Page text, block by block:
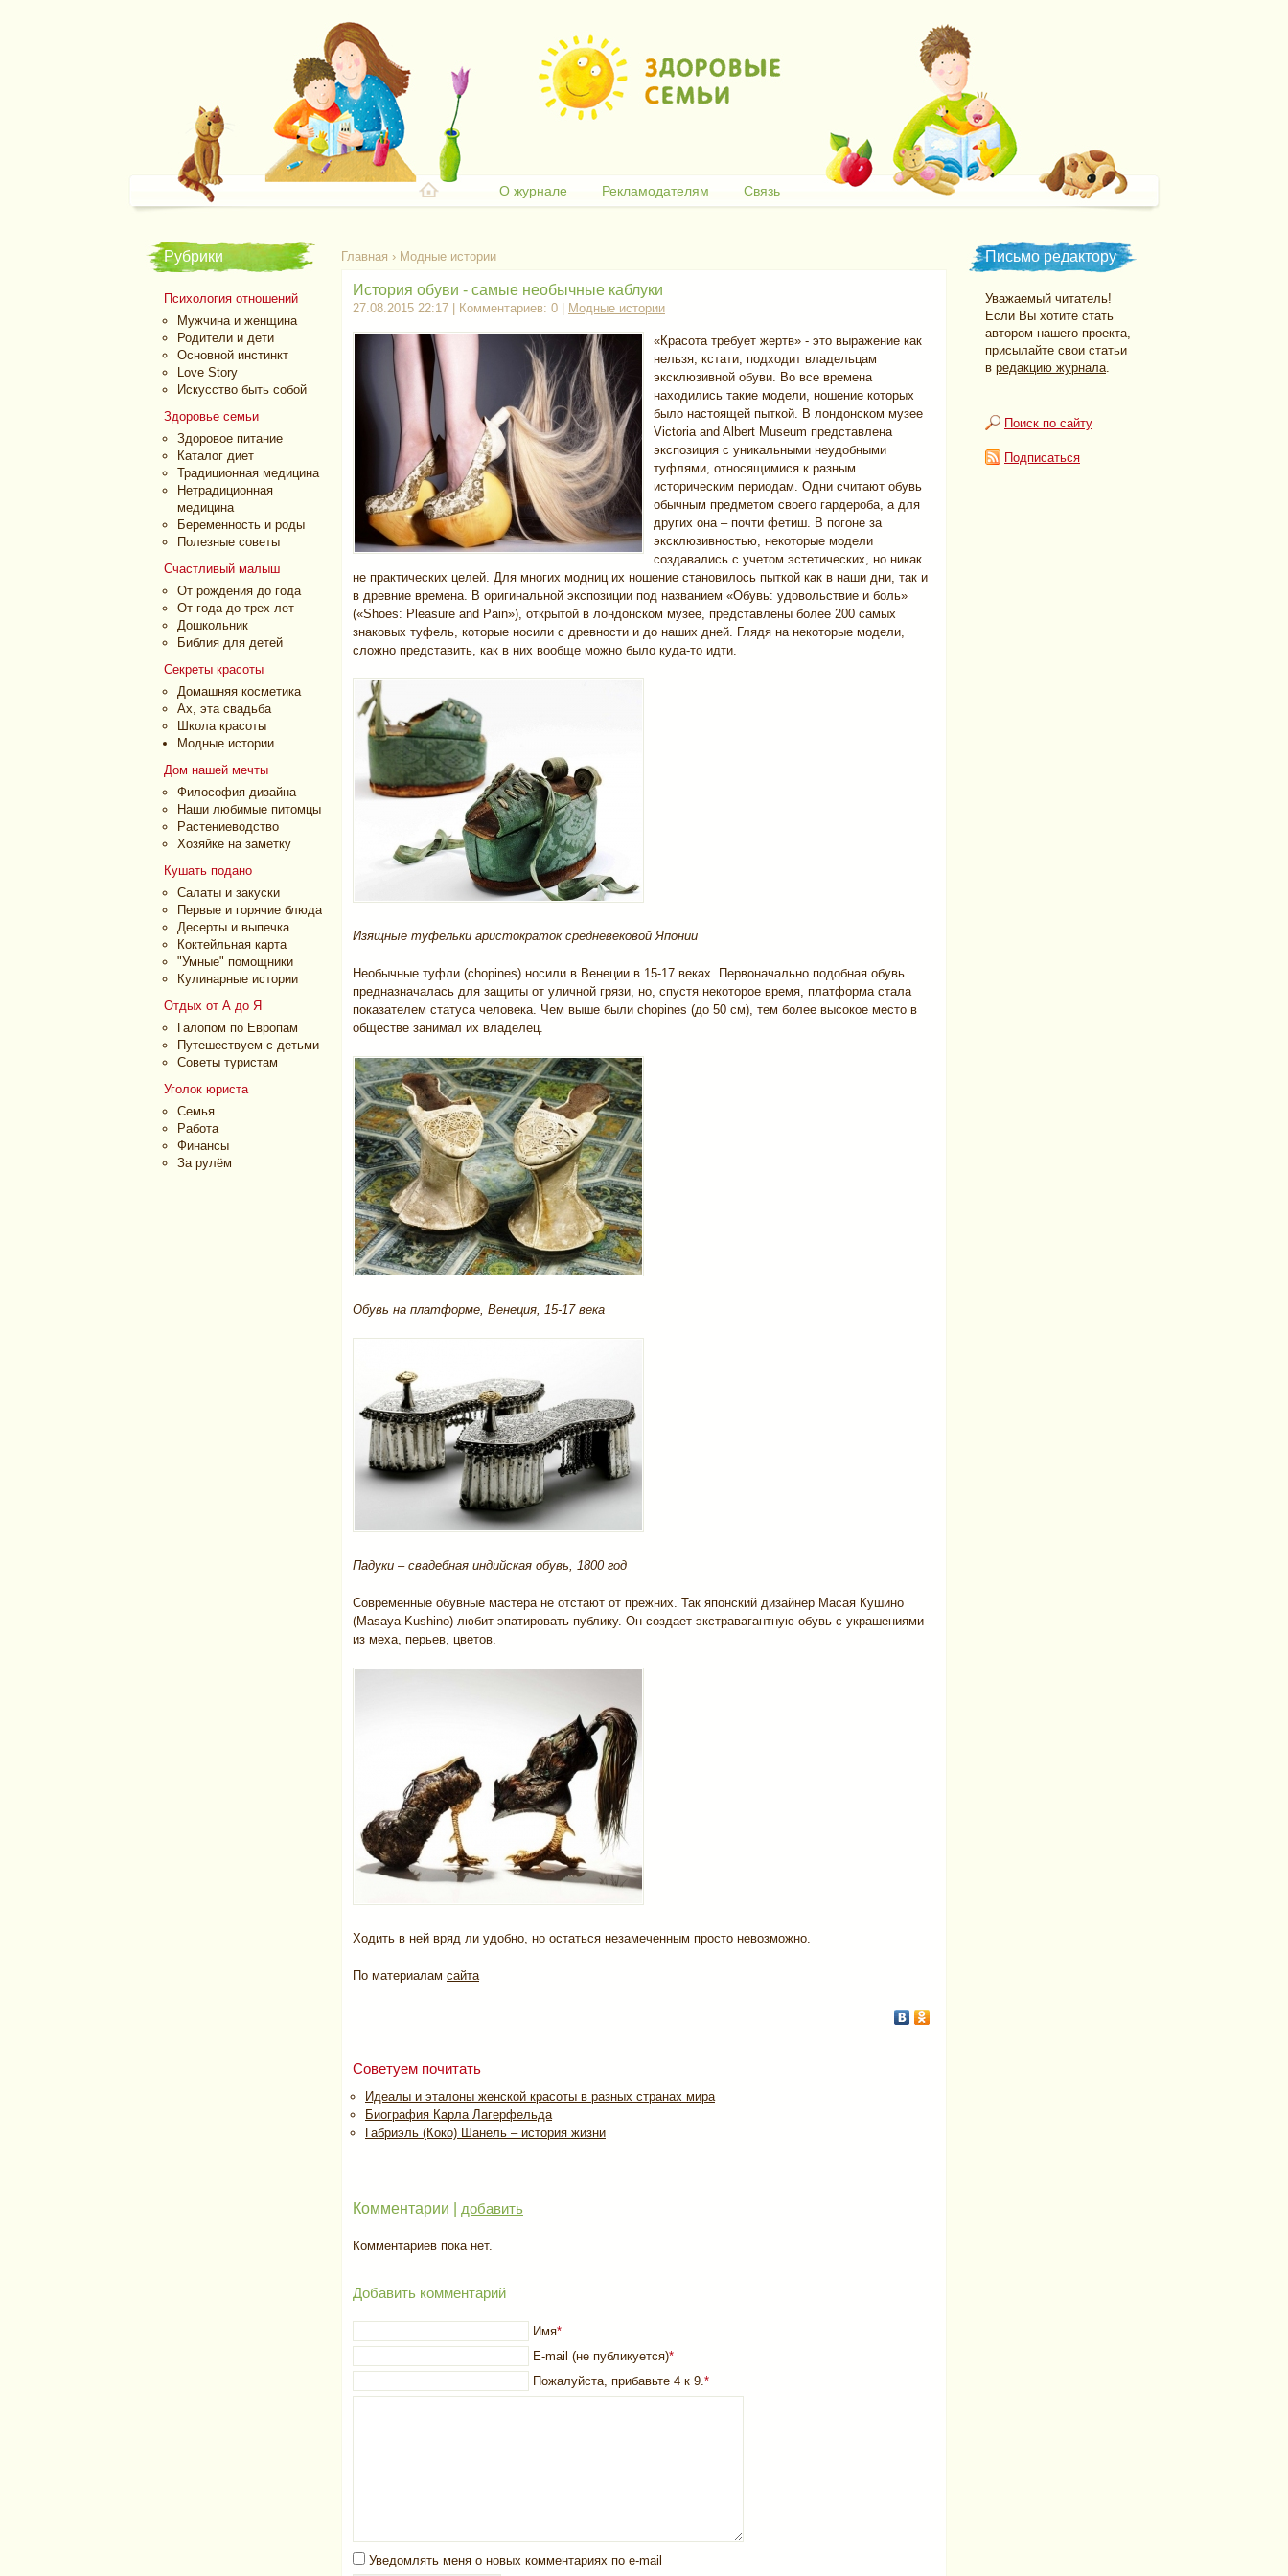
О журнале Рекламодателям Связь
Рубрики
Психология отношений
Мужчина и женщина
Родители и дети
Основной инстинкт
Love Story
Искусство быть собой
Здоровье семьи
Здоровое питание
Каталог диет
Традиционная медицина
Нетрадиционная
медицина
Беременность и роды
Полезные советы
Счастливый малыш
От рождения до года
От года до трех лет
Дошкольник
Библия для детей
Секреты красоты
Домашняя косметика
Ах, эта свадьба
Школа красоты
Модные истории
Дом нашей мечты
Философия дизайна
Наши любимые питомцы
Растениеводство
Хозяйке на заметку
Кушать подано
Салаты и закуски
Первые и горячие блюда
Десерты и выпечка
Коктейльная карта
"Умные" помощники
Кулинарные истории
Отдых от А до Я
Галопом по Европам
Путешествуем с детьми
Советы туристам
Уголок юриста
Семья
Работа
Финансы
За рулём
Письмо редактору
Уважаемый читатель!
Если Вы хотите стать
автором нашего проекта,
присылайте свои статьи
в редакцию журнала.
Поиск по сайту
Подписаться
Главная › Модные истории
История обуви - самые необычные каблуки
27.08.2015 22:17 | Комментариев: 0 | Модные истории
«Красота требует жертв» - это выражение как
нельзя, кстати, подходит владельцам
эксклюзивной обуви. Во все времена
находились такие модели, ношение которых
было настоящей пыткой. В лондонском музее
Victoria and Albert Museum представлена
экспозиция с уникальными неудобными
туфлями, относящимися к разным
историческим периодам. Одни считают обувь
обычным предметом своего гардероба, а для
других она – почти фетиш. В погоне за
эксклюзивностью, некоторые модели
создавались с учетом эстетических, но никак
не практических целей. Для многих модниц их ношение становилось пыткой как в наши дни, так и
в древние времена. В оригинальной экспозиции под названием «Обувь: удовольствие и боль»
(«Shoes: Pleasure and Pain»), открытой в лондонском музее, представлены более 200 самых
знаковых туфель, которые носили с древности и до наших дней. Глядя на некоторые модели,
сложно представить, как в них вообще можно было куда-то идти.
Изящные туфельки аристократок средневековой Японии
Необычные туфли (chopines) носили в Венеции в 15-17 веках. Первоначально подобная обувь
предназначалась для защиты от уличной грязи, но, спустя некоторое время, платформа стала
показателем статуса человека. Чем выше были chopines (до 50 см), тем более высокое место в
обществе занимал их владелец.
Обувь на платформе, Венеция, 15-17 века
Падуки – свадебная индийская обувь, 1800 год
Современные обувные мастера не отстают от прежних. Так японский дизайнер Масая Кушино
(Masaya Kushino) любит эпатировать публику. Он создает экстравагантную обувь с украшениями
из меха, перьев, цветов.
Ходить в ней вряд ли удобно, но остаться незамеченным просто невозможно.
По материалам сайта
Советуем почитать
Идеалы и эталоны женской красоты в разных странах мира
Биография Карла Лагерфельда
Габриэль (Коко) Шанель – история жизни
Комментарии | добавить
Комментариев пока нет.
Добавить комментарий
Имя*
E-mail (не публикуется)*
Пожалуйста, прибавьте 4 к 9.*
Уведомлять меня о новых комментариях по e-mail